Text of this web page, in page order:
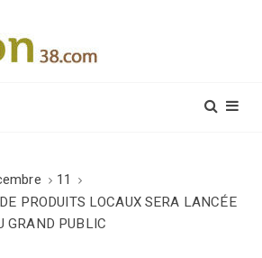
11
PRODUITS LOCAUX SERA LANCÉE
GRAND PUBLIC